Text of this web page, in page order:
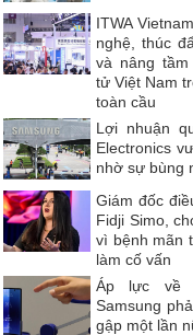
ITWA
nghệ, thúc
và nâng tầm
tử Việt Nam
toàn cầu
Lợi nhuận
Electronics
nhờ sự bùng
Giám đốc
Fidji Simo,
vì bệnh mãn
làm cố vấn
Áp lực về
Samsung
gập một lần